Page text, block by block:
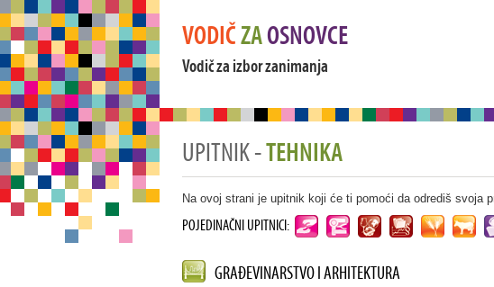
VODIČZAOSNOVCE
Vodič za izbor zanimanja
UPITNIK -TEHNIKA
Na ovoj strani je upitnik koji će ti pomoći da odrediš svoja
POJEDINAČNI UPITNICI:
GRAĐEVINARSTVO I ARHITEKTURA